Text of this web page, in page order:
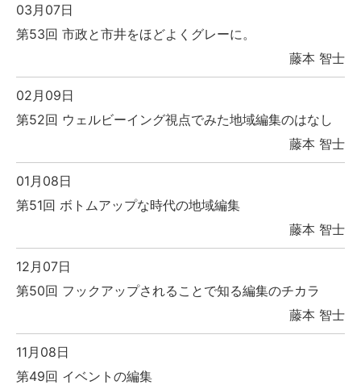
03月07日
第53回 市政と市井をほどよくグレーに。
藤本 智士
02月09日
第52回 ウェルビーイング視点でみた地域編集のはなし
藤本 智士
01月08日
第51回 ボトムアップな時代の地域編集
藤本 智士
12月07日
第50回 フックアップされることで知る編集のチカラ
藤本 智士
11月08日
第49回 イベントの編集